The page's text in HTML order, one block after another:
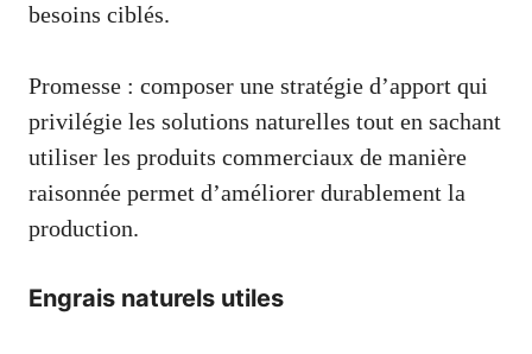
besoins ciblés.
Promesse : composer une stratégie d’apport qui
privilégie les solutions naturelles tout en sachant
utiliser les produits commerciaux de manière
raisonnée permet d’améliorer durablement la
production.
Engrais naturels utiles